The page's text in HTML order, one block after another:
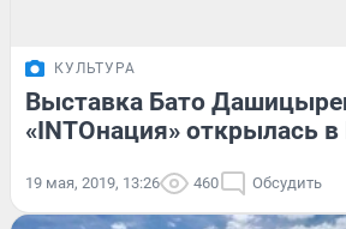
КУЛЬТУРА
Выставка Бато
«INTOнация» открылась
19 мая, 2019, 13:26 460 Обсудить